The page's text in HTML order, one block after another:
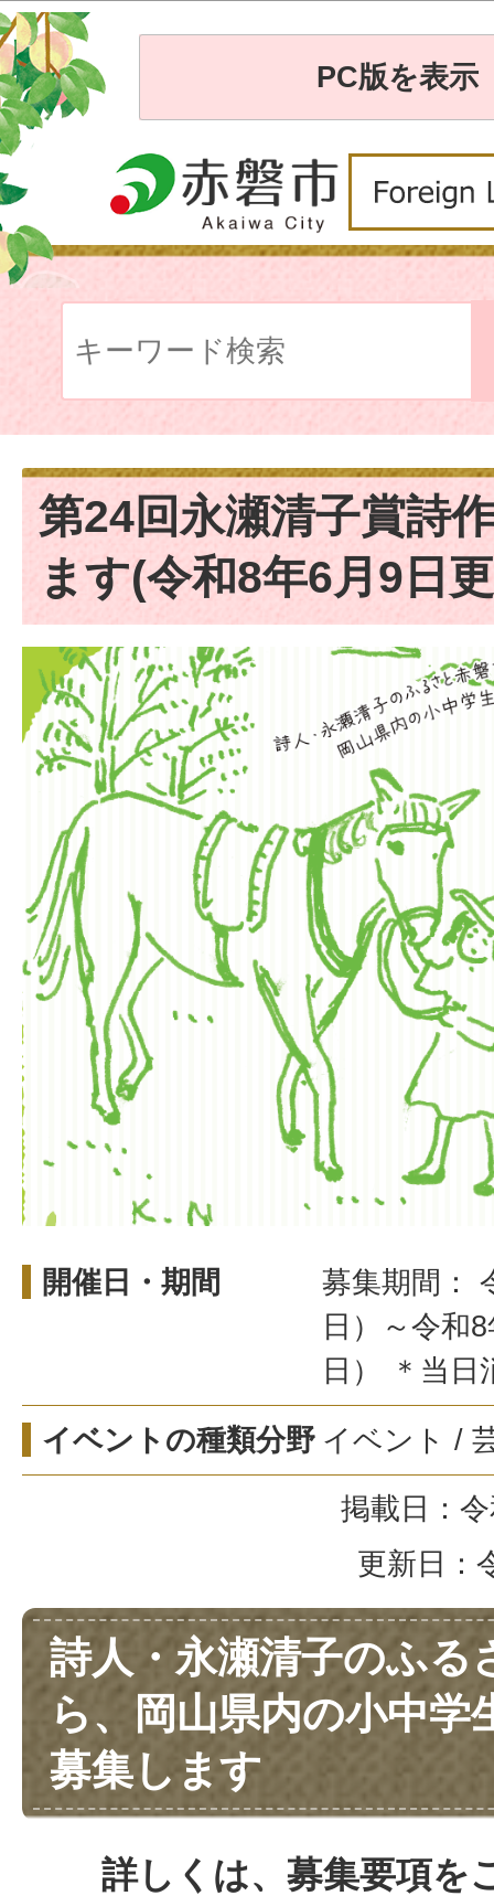
PC版を表示
第24回永瀬清子賞詩
ます(令和8年6月9日
開催日・期間
募集期間：
日）～令和
日） ＊当日
イベントの種類分野 イベント /
掲載日：
更新日：
詩人・永瀬清子のふる
ら、岡山県内の小中学
募集します
詳しくは、募集要項を